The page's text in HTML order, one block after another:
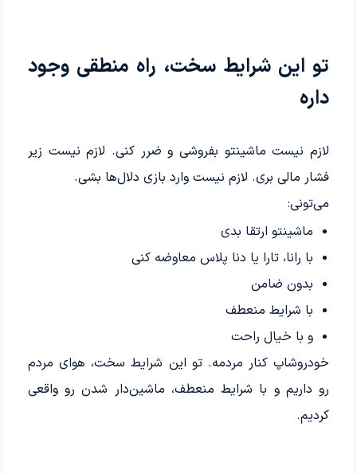
تو این شرایط سخت، راه منطقی وجود
داره
لازم نیست ماشینتو بفروشی و ضرر کنی. لازم نیست زیر
فشار مالی بری. لازم نیست وارد بازی دلال‌ها بشی.
می‌تونی:
ماشینتو ارتقا بدی
با رانا، تارا یا دنا پلاس معاوضه کنی
بدون ضامن
با شرایط منعطف
و با خیال راحت
خودروشاپ کنار مردمه. تو این شرایط سخت، هوای مردم
رو داریم و با شرایط منعطف، ماشین‌دار شدن رو واقعی
کردیم.